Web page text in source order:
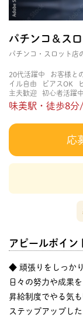
パチンコ＆ス
パチンコ・スロット店
20代活躍中 お客様と
イル自由
ピアスOK
主夫歓迎
初心者活躍中
者OK
決められた時間
格者歓迎
茶髪OK 賑
味美駅・徒歩8
応
アピールポイン
◆ 頑張りをしっか
日々の努力や成果
昇給制度でやる気も
ステップアップし